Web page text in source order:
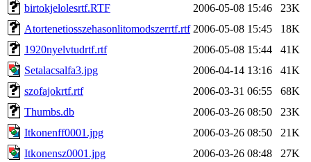
birtokjelolesrtf.RTF
2006-05-08 15:46
23K
Atortenetiosszehasonlitomodszerrtf.rtf 2006-05-08 15:45
18K
1920nyelvtudrtf.rtf
2006-05-08 15:44
41K
Setalacsalfa3.jpg
2006-04-14 13:16
41K
szofajokrtf.rtf
2006-03-31 06:55
68K
Thumbs.db
2006-03-26 08:50
23K
Itkonenff0001.jpg
2006-03-26 08:50
21K
Itkonensz0001.jpg
2006-03-26 08:48
27K